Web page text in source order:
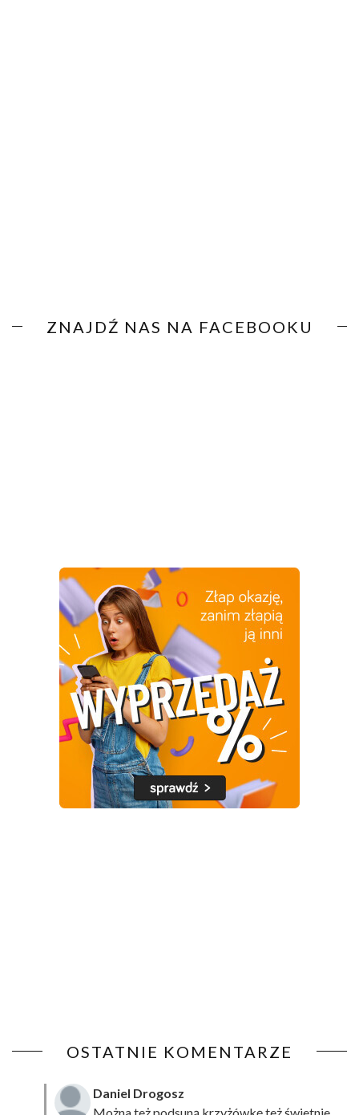
ZNAJDŹ NAS NA FACEBOOKU
OSTATNIE KOMENTARZE
Daniel Drogosz